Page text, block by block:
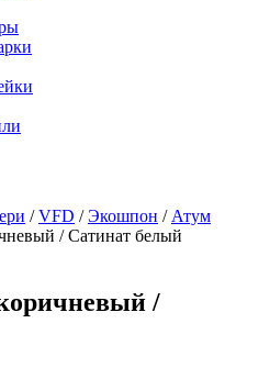
/VFD /Экошпон / Атум
/ Сатинат белый
/